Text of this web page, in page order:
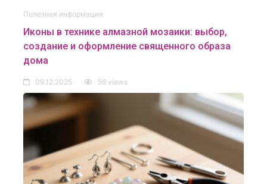
Полезная информация
Иконы в технике алмазной мозаики: выбор,
создание и оформление священного образа
дома
09.12.2025 59 views